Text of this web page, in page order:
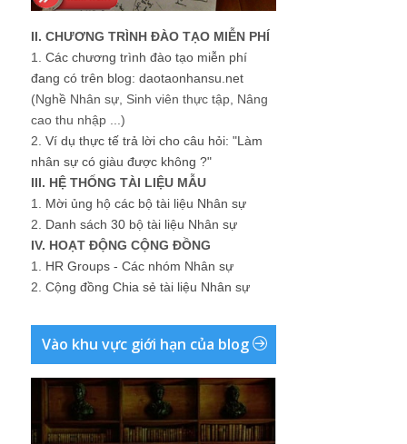
II. CHƯƠNG TRÌNH ĐÀO TẠO MIỄN PHÍ
1. Các chương trình đào tạo miễn phí
đang có trên blog: daotaonhansu.net
(Nghề Nhân sự, Sinh viên thực tập, Nâng
cao thu nhập ...)
2. Ví dụ thực tế trả lời cho câu hỏi: "Làm
nhân sự có giàu được không ?"
III. HỆ THỐNG TÀI LIỆU MẪU
1. Mời ủng hộ các bộ tài liệu Nhân sự
2. Danh sách 30 bộ tài liệu Nhân sự
IV. HOẠT ĐỘNG CỘNG ĐỒNG
1. HR Groups - Các nhóm Nhân sự
2. Cộng đồng Chia sẻ tài liệu Nhân sự
Vào khu vực giới hạn của blog